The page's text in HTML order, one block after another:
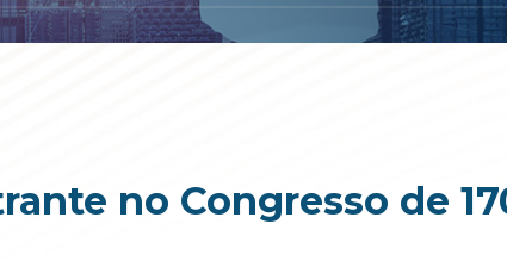
no Congresso de